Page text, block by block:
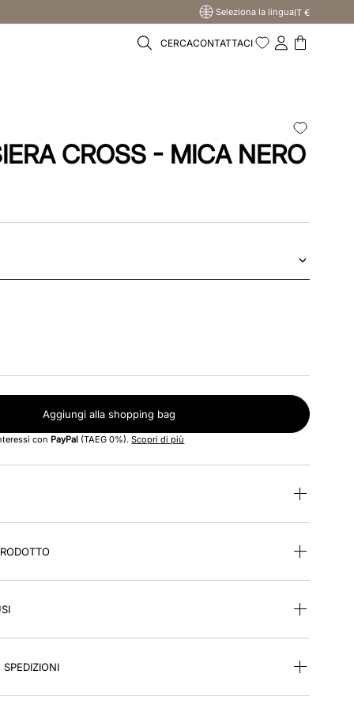
Seleziona la linguaIT €
CERCACONTATTACI
CROSS - MICA NERO
Aggiungi alla shopping bag
con PayPal (TAEG 0%).Scopri di più
SPEDIZIONI